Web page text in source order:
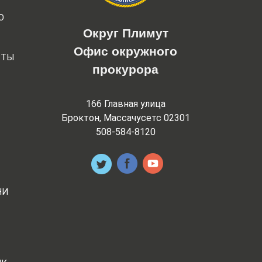
Округ Плимут
Офис окружного
прокурора
166 Главная улица
Броктон, Массачусетс 02301
508-584-8120